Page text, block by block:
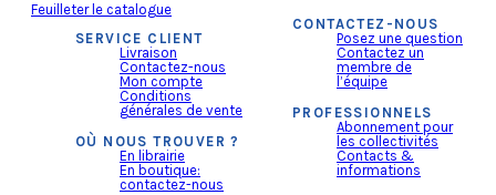
Feuilleter le catalogue
SERVICE CLIENT
Livraison
Contactez-nous
Mon compte
Conditions
générales de vente
OÙ NOUS TROUVER ?
En librairie
En boutique:
contactez-nous
CONTACTEZ-NOUS
Posez une question
Contactez un
membre de
l’équipe
PROFESSIONNELS
Abonnement pour
les collectivités
Contacts &
informations